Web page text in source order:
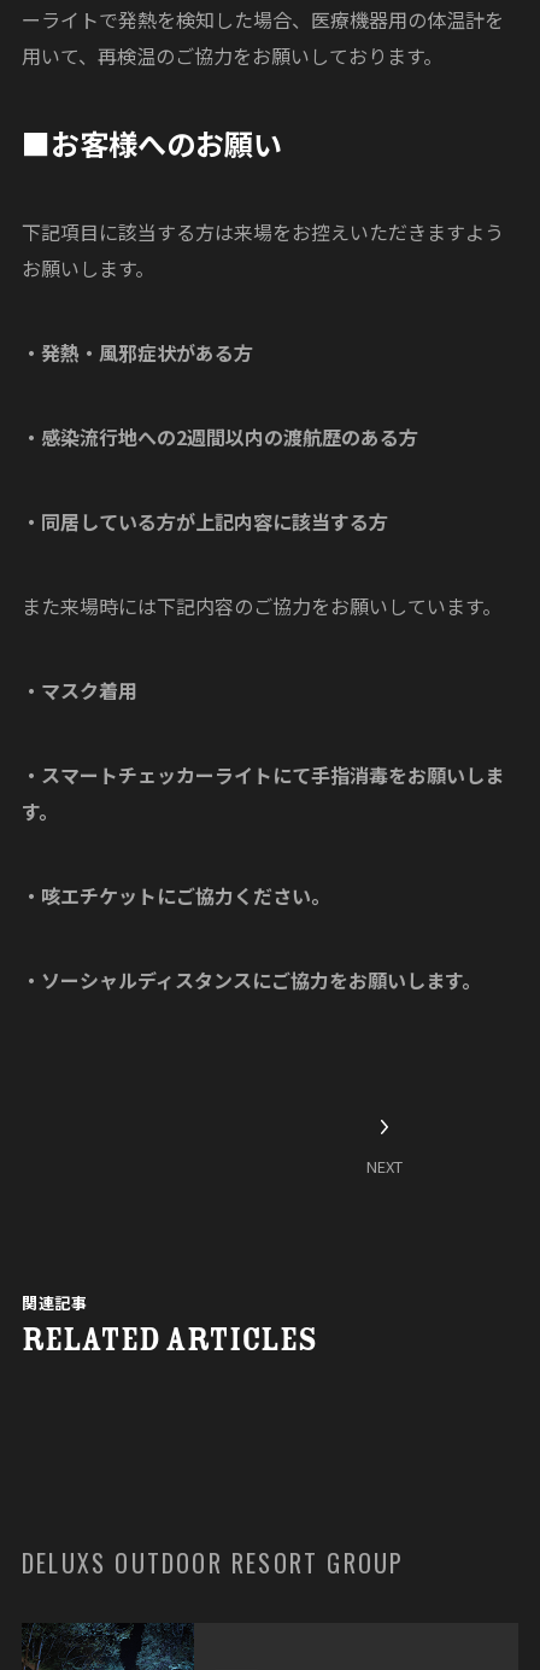
ーライトで発熱を検知した場合、医療機器用の体温計を
用いて、再検温のご協力をお願いしております。
■お客様へのお願い
下記項目に該当する方は来場をお控えいただきますよう
お願いします。
・発熱・風邪症状がある方
・感染流行地への2週間以内の渡航歴のある方
・同居している方が上記内容に該当する方
また来場時には下記内容のご協力をお願いしています。
・マスク着用
・スマートチェッカーライトにて手指消毒をお願いしま
す。
・咳エチケットにご協力ください。
・ソーシャルディスタンスにご協力をお願いします。
NEXT
関連記事
RELATED ARTICLES
DELUXS OUTDOOR RESORT GROUP